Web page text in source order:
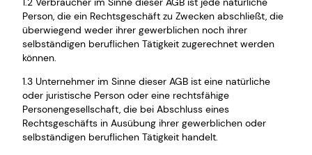
Person, die ein Rechtsgeschäft zu Zwecken abschließt, die
überwiegend weder ihrer gewerblichen noch ihrer
selbständigen beruflichen Tätigkeit zugerechnet werden
können.
1.3 Unternehmer im Sinne dieser AGB ist eine natürliche
oder juristische Person oder eine rechtsfähige
Personengesellschaft, die bei Abschluss eines
Rechtsgeschäfts in Ausübung ihrer gewerblichen oder
selbständigen beruflichen Tätigkeit handelt.